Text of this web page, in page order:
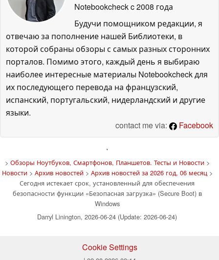
Notebookcheckc 2008 года
Будучи помощником редакции, я
отвечаю за пополнение нашей Библиотеки, в
которой собраны обзоры с самых разных сторонних
порталов. Помимо этого, каждый день я выбираю
наиболее интересные материалы Notebookcheck для
их последующего перевода на французский,
испанский, португальский, нидерландский и другие
языки.
contact me via:
Facebook
'
> Обзоры Ноутбуков, Смартфонов, Планшетов. Тесты и Новости>
Новости> Архив новостей> Архив новостей за 2026 год, 06 месяц>
Сегодня истекает срок, установленный для обеспечения
безопасности функции «Безопасная загрузка» (Secure Boot) в
Windows
Darryl Linington, 2026-06-24 (Update: 2026-06-24)
Cookie Settings